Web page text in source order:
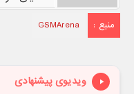
منبع : GSMArena
ویدیوی پیشنهادی